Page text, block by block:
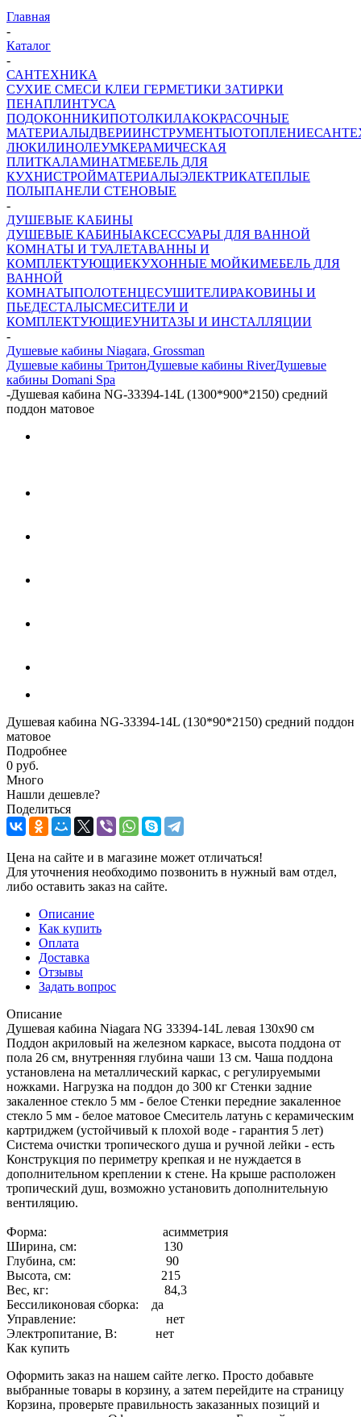
Главная
-
Каталог
-
САНТЕХНИКА
СУХИЕ СМЕСИ КЛЕИ ГЕРМЕТИКИ ЗАТИРКИ
ПЕНАПЛИНТУСА
ПОДОКОННИКИПОТОЛКИЛАКОКРАСОЧНЫЕ
МАТЕРИАЛЫДВЕРИИНСТРУМЕНТЫОТОПЛЕНИЕ
ЛЮКИЛИНОЛЕУМКЕРАМИЧЕСКАЯ
ПЛИТКАЛАМИНАТМЕБЕЛЬ ДЛЯ
КУХНИСТРОЙМАТЕРИАЛЫЭЛЕКТРИКАТЕПЛЫЕ
ПОЛЫПАНЕЛИ СТЕНОВЫЕ
-
ДУШЕВЫЕ КАБИНЫ
ДУШЕВЫЕ КАБИНЫАКСЕССУАРЫ ДЛЯ ВАННОЙ
КОМНАТЫ И ТУАЛЕТАВАННЫ И
КОМПЛЕКТУЮЩИЕКУХОННЫЕ МОЙКИМЕБЕЛЬ ДЛЯ
ВАННОЙ
КОМНАТЫПОЛОТЕНЦЕСУШИТЕЛИРАКОВИНЫ И
ПЬЕДЕСТАЛЫСМЕСИТЕЛИ И
КОМПЛЕКТУЮЩИЕУНИТАЗЫ И ИНСТАЛЛЯЦИИ
-
Душевые кабины Niagara, Grossman
Душевые кабины ТритонДушевые кабины RiverДушевые
кабины Domani Spa
-Душевая кабина NG-33394-14L (1300*900*2150) средний
поддон матовое
Душевая кабина NG-33394-14L (130*90*2150) средний поддон
матовое
Подробнее
0 руб.
Много
Нашли дешевле?
Поделиться
Цена на сайте и в магазине может отличаться!
Для уточнения необходимо позвонить в нужный вам отдел,
либо оставить заказ на сайте.
Описание
Как купить
Оплата
Доставка
Отзывы
Задать вопрос
Описание
Душевая кабина Niagara NG 33394-14L левая 130x90 см
Поддон акриловый на железном каркасе, высота поддона от
пола 26 см, внутренняя глубина чаши 13 см. Чаша поддона
установлена на металлический каркас, с регулируемыми
ножками. Нагрузка на поддон до 300 кг Стенки задние
закаленное стекло 5 мм - белое Стенки передние закаленное
стекло 5 мм - белое матовое Смеситель латунь с керамическим
картриджем (устойчивый к плохой воде - гарантия 5 лет)
Система очистки тропического душа и ручной лейки - есть
Конструкция по периметру крепкая и не нуждается в
дополнительном креплении к стене. На крыше расположен
тропический душ, возможно установить дополнительную
вентиляцию.
Форма: асимметрия
Ширина, см: 130
Глубина, см: 90
Высота, см: 215
Вес, кг: 84,3
Бессиликоновая сборка: да
Управление: нет
Электропитание, В: нет
Как купить
Оформить заказ на нашем сайте легко. Просто добавьте
выбранные товары в корзину, а затем перейдите на страницу
Корзина, проверьте правильность заказанных позиций и